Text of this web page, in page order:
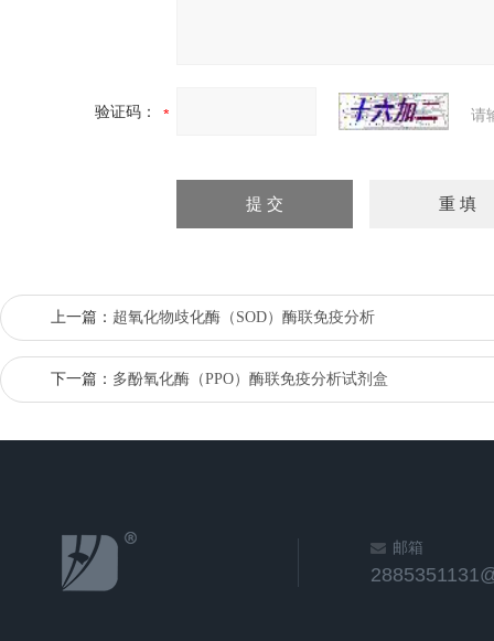
验证码： 请
上一篇： 超氧化物歧化酶（SOD）酶联免疫分析
下一篇： 多酚氧化酶（PPO）酶联免疫分析试剂盒
邮箱